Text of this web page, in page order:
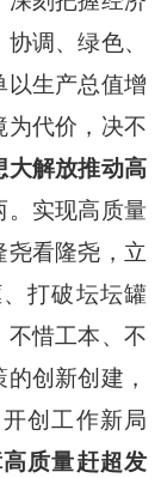
调、绿色、
以生产总值增
为代价，决不
大解放推动高
。实现高质量
尧看隆尧，立
打破坛坛罐
不惜工本、不
创新创建，
创工作新局
质量赶超发